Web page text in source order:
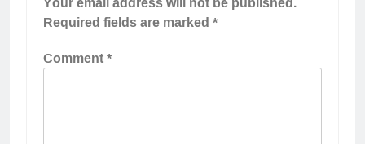
Required fields are marked*
Comment*